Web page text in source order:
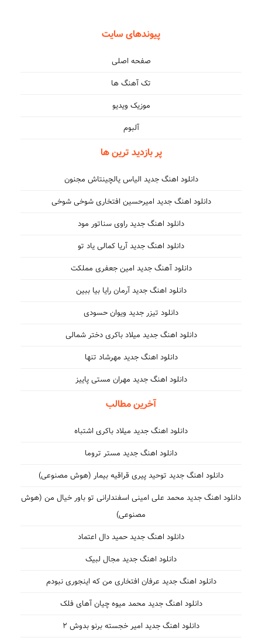
پیوندهای سایت
صفحه اصلی
تک آهنگ ها
موزیک ویدیو
آلبوم
پر بازدید ترین ها
دانلود اهنگ جدید الیاس یالچینتاش مجنون
دانلود اهنگ جدید امیرحسین افتخاری شوخی شوخی
دانلود اهنگ جدید راوی سناتور مود
دانلود اهنگ جدید آریا کمالی یاد تو
دانلود آهنگ جدید امین جعفری مملکت
دانلود اهنگ جدید آرمان رایا بیا ببین
دانلود تیزر جدید ویوان حسودی
دانلود اهنگ جدید میلاد باکری دختر شمالی
دانلود اهنگ جدید مهرشاد تنها
دانلود اهنگ جدید مهران مستی پاییز
آخرین مطالب
دانلود اهنگ جدید میلاد باکری اشتباه
دانلود اهنگ جدید مستر تروما
دانلود اهنگ جدید توحید پیری قراقیه بیمار (هوش مصنوعی)
دانلود اهنگ جدید محمد علی امینی اسفندارانی تو باور خیال من (هوش
مصنوعی)
دانلود اهنگ جدید حمید دال اعتماد
دانلود اهنگ جدید مجال لبیک
دانلود اهنگ جدید عرفان افتخاری من که اینجوری نبودم
دانلود اهنگ جدید محمد میوه چیان آهای فلک
دانلود اهنگ جدید امیر خجسته برنو بدوش ۲